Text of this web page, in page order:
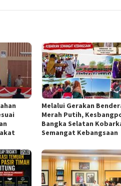
Melalui Gerakan
Merah Putih,
Bangka Selatan
Semangat Kebangsaan